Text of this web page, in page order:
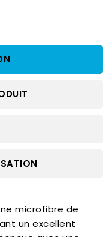
microfibre de
un excellent